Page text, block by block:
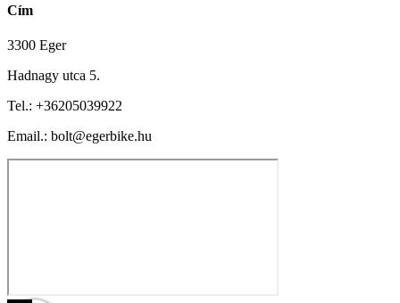
Cím
3300 Eger
Hadnagy utca 5.
Tel.: +36205039922
Email.: bolt@egerbike.hu